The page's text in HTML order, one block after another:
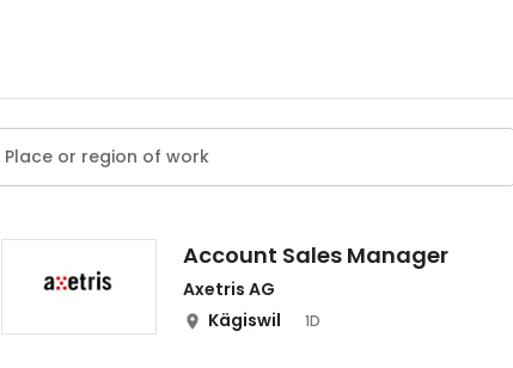
Account Sales Manager
Axetris AG
Kägiswil
1D